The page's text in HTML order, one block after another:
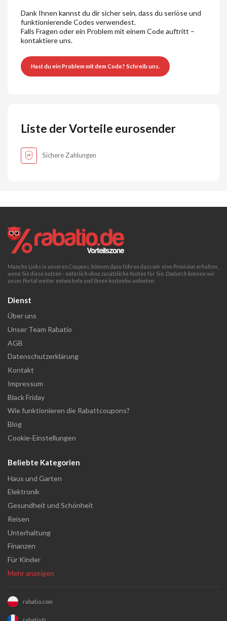
Dank Ihnen kannst du dir sicher sein, dass du seriöse und
funktionierende Codes verwendest.
Falls Fragen oder ein Problem mit einem Code auftritt –
kontaktiere uns.
Hast du ein Problem mit dem Code? Schreib uns.
Liste der Vorteile eurosender
Sichere Zahlungen
Manche Links in unseren Coupons, können dazu führen dass wir eine Provision erhalten,
wenn Sie diese nutzen - natürlich ohne zusätzliche Kosten für Sie. Dadurch können wir
unser Portal weiter entwickeln und Ihnen kostenlos anbieten.
Dienst
Über uns
Unser Team Rabatio
AGB
Datenschutzerklärung
Kontakt
Impressum
Black Friday
Wie funktionieren die Rabattcoupons?
Blog
Cookie-Einstellungen
Beliebte Kategorien
Haus und Garten
Elektronik
Gesundheit und Schönheit
Reisen
Unterhaltung
Finanzen
Für Kinder
Mehr anzeigen
rabatio.com